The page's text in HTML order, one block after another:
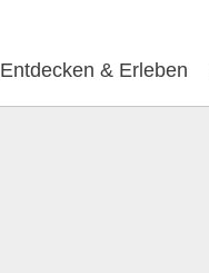
Entdecken & Erleben